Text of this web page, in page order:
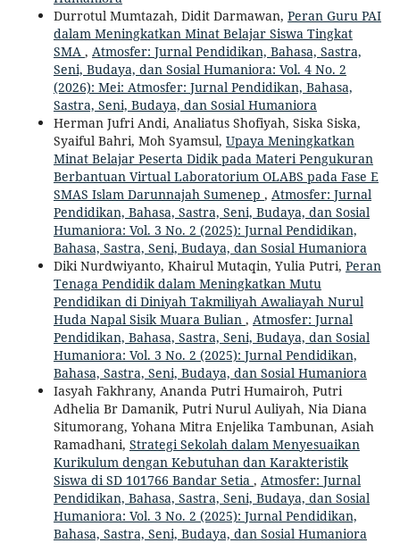
Durrotul Mumtazah, Didit Darmawan, Peran Guru PAI
dalam Meningkatkan Minat Belajar Siswa Tingkat
SMA , Atmosfer: Jurnal Pendidikan, Bahasa, Sastra,
Seni, Budaya, dan Sosial Humaniora: Vol. 4 No. 2
(2026): Mei: Atmosfer: Jurnal Pendidikan, Bahasa,
Sastra, Seni, Budaya, dan Sosial Humaniora
Herman Jufri Andi, Analiatus Shofiyah, Siska Siska,
Syaiful Bahri, Moh Syamsul, Upaya Meningkatkan
Minat Belajar Peserta Didik pada Materi Pengukuran
Berbantuan Virtual Laboratorium OLABS pada Fase E
SMAS Islam Darunnajah Sumenep , Atmosfer: Jurnal
Pendidikan, Bahasa, Sastra, Seni, Budaya, dan Sosial
Humaniora: Vol. 3 No. 2 (2025): Jurnal Pendidikan,
Bahasa, Sastra, Seni, Budaya, dan Sosial Humaniora
Diki Nurdwiyanto, Khairul Mutaqin, Yulia Putri, Peran
Tenaga Pendidik dalam Meningkatkan Mutu
Pendidikan di Diniyah Takmiliyah Awaliayah Nurul
Huda Napal Sisik Muara Bulian , Atmosfer: Jurnal
Pendidikan, Bahasa, Sastra, Seni, Budaya, dan Sosial
Humaniora: Vol. 3 No. 2 (2025): Jurnal Pendidikan,
Bahasa, Sastra, Seni, Budaya, dan Sosial Humaniora
Iasyah Fakhrany, Ananda Putri Humairoh, Putri
Adhelia Br Damanik, Putri Nurul Auliyah, Nia Diana
Situmorang, Yohana Mitra Enjelika Tambunan, Asiah
Ramadhani, Strategi Sekolah dalam Menyesuaikan
Kurikulum dengan Kebutuhan dan Karakteristik
Siswa di SD 101766 Bandar Setia , Atmosfer: Jurnal
Pendidikan, Bahasa, Sastra, Seni, Budaya, dan Sosial
Humaniora: Vol. 3 No. 2 (2025): Jurnal Pendidikan,
Bahasa, Sastra, Seni, Budaya, dan Sosial Humaniora